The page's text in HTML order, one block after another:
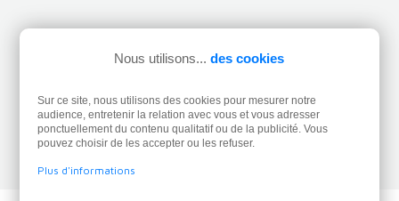
l’utilisation de mes données personnelles.Lire la politique
Nous utilisons... des cookies
Sur ce site, nous utilisons des cookies pour mesurer notre
audience, entretenir la relation avec vous et vous adresser
ponctuellement du contenu qualitatif ou de la publicité. Vous
pouvez choisir de les accepter ou les refuser.
Plus d'informations